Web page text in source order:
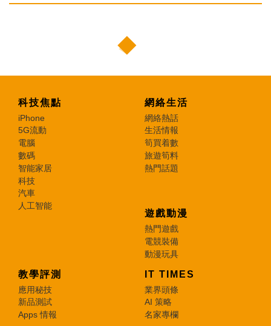
科技焦點
iPhone
5G流動
電腦
數碼
智能家居
科技
汽車
人工智能
網絡生活
網絡熱話
生活情報
筍買着數
旅遊筍料
熱門話題
遊戲動漫
熱門遊戲
電競裝備
動漫玩具
教學評測
應用秘技
新品測試
Apps 情報
IT TIMES
業界頭條
AI 策略
名家專欄